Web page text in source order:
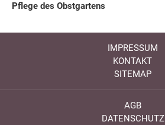
Pflege des Obstgartens
IMPRESSUM
KONTAKT
SITEMAP
AGB
DATENSCHUTZ